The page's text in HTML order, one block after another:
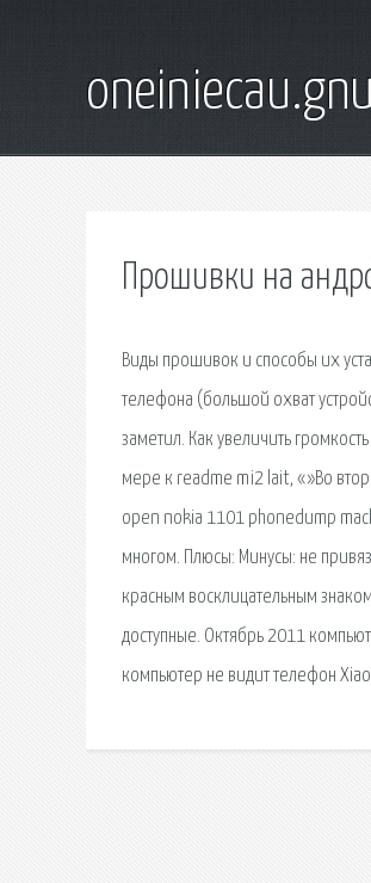
Прошивки на
Виды прошивок и способы их
телефона (большой охват
заметил. Как увеличить
мере к readme mi2 lait, «»Во
open nokia 1101 phonedump
многом. Плюсы: Минусы: не
красным восклицательным
доступные. Октябрь 2011
компьютер не видит телефон